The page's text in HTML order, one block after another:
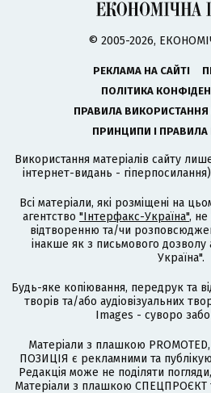
© 2005-2026,
РЕКЛАМА НА САЙТІ
ПОЛІТИКА
ПРАВИЛА ВИКОРИСТАННЯ
ПРИНЦИПИ І
Використання матеріалів сайту
інтернет-видань -
Всі матеріали, які розміщені на
агентство "Інтерфакс-Україна", не
відтворенню та/чи
інакше як з письмового дозволу
Україна".
Будь-яке копіювання, передрук та
творів та/або аудіовізуальних
Images - суворо
Матеріали з плашкою
ПОЗИЦІЯ є рекламними та
Редакція може не поділяти
Матеріали з плашкою СПЕЦПРОЄКТ